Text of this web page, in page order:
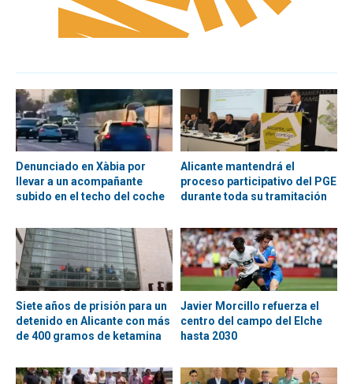
Denunciado en Xàbia por
llevar a un acompañante
subido en el techo del coche
Alicante mantendrá el
proceso participativo del PGE
durante toda su tramitación
Siete años de prisión para un
detenido en Alicante con más
de 400 gramos de ketamina
Javier Morcillo refuerza el
centro del campo del Elche
hasta 2030